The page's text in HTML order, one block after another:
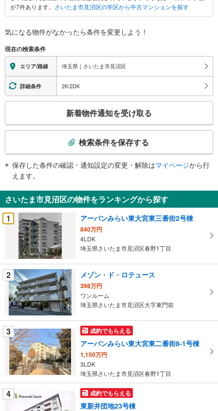
ま
見
区
に
関
す
る
が7件あります。 さいたま市見沼区の学区から中古マンションを探す
気になる物件がなかったら条件を変更しよう！
現在の検索条件
エリア/路線 埼玉県｜さいたま市見沼区
詳細条件 2K/2DK
検
知
を
受
け
条
件
を
マ
イ
ペ
ー
ジ
に
保
存
す
る
新着物件通知を受け取る
検索条件を保存する
保存した条件の確認・通知設定の変更・解除はマイページから行
えます。
さいたま市見沼区の物件をランキングから探す
1
アーバンみらい東大宮東三番街2号棟
840万円
4LDK
埼玉県さいたま市見沼区春野1丁目
2 メゾン・ド・ロテュース
398万円
ワンルーム
埼玉県さいたま市見沼区大字東門前
3 成約でもらえる
アーバンみらい東大宮東二番街8-1号棟
1,150万円
3LDK
埼玉県さいたま市見沼区春野1丁目
4 成約でもらえる
東新井団地23号棟